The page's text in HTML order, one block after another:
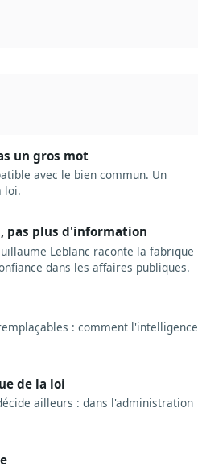
un gros mot
avec le bien commun. Un
loi.
pas plus d'information
Leblanc raconte la fabrique
dans les affaires publiques.
: comment l'intelligence
de la loi
ailleurs : dans l'administration